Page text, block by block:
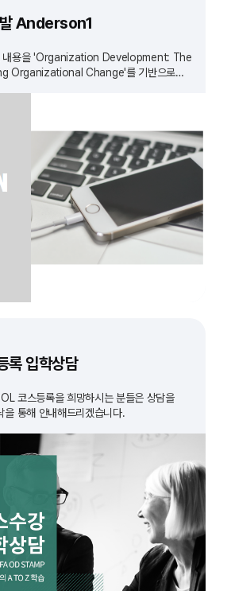
Anderson1
The
Organizational Change'를 기반으로
록 입학상담
코스등록을 희망하시는 분들은 상담을
을 통해 안내해드리겠습니다.